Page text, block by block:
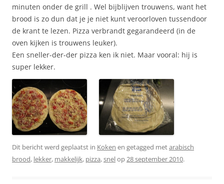
minuten onder de grill . Wel bijblijven trouwens, want het
brood is zo dun dat je je niet kunt veroorloven tussendoor
de krant te lezen. Pizza verbrandt gegarandeerd (in de
oven kijken is trouwens leuker).
Een sneller-der-der pizza ken ik niet. Maar vooral: hij is
super lekker.
Dit bericht werd geplaatst in Koken en getagged metarabisch
brood, lekker, makkelijk, pizza,snelop28 september 2010.